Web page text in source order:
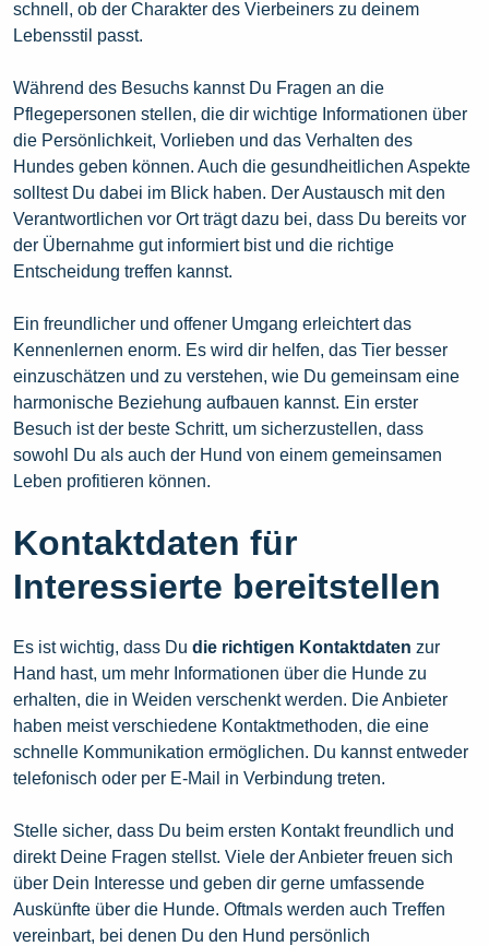
schnell, ob der Charakter des Vierbeiners zu deinem
Lebensstil passt.
Während des Besuchs kannst Du Fragen an die
Pflegepersonen stellen, die dir wichtige Informationen über
die Persönlichkeit, Vorlieben und das Verhalten des
Hundes geben können. Auch die gesundheitlichen Aspekte
solltest Du dabei im Blick haben. Der Austausch mit den
Verantwortlichen vor Ort trägt dazu bei, dass Du bereits vor
der Übernahme gut informiert bist und die richtige
Entscheidung treffen kannst.
Ein freundlicher und offener Umgang erleichtert das
Kennenlernen enorm. Es wird dir helfen, das Tier besser
einzuschätzen und zu verstehen, wie Du gemeinsam eine
harmonische Beziehung aufbauen kannst. Ein erster
Besuch ist der beste Schritt, um sicherzustellen, dass
sowohl Du als auch der Hund von einem gemeinsamen
Leben profitieren können.
Kontaktdaten für
Interessierte bereitstellen
Es ist wichtig, dass Du die richtigen Kontaktdaten zur
Hand hast, um mehr Informationen über die Hunde zu
erhalten, die in Weiden verschenkt werden. Die Anbieter
haben meist verschiedene Kontaktmethoden, die eine
schnelle Kommunikation ermöglichen. Du kannst entweder
telefonisch oder per E-Mail in Verbindung treten.
Stelle sicher, dass Du beim ersten Kontakt freundlich und
direkt Deine Fragen stellst. Viele der Anbieter freuen sich
über Dein Interesse und geben dir gerne umfassende
Auskünfte über die Hunde. Oftmals werden auch Treffen
vereinbart, bei denen Du den Hund persönlich